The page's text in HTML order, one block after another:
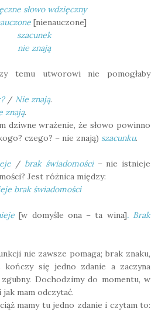
słowo wdzięczny
[nienauczone]
szacunek
nie znają
temu utworowi nie pomogłaby
/ Nie znają.
znają.
dziwne wrażenie, że słowo powinno
czego? – nie znają) szacunku.
/ brak świadomości– nie istnieje
Jest różnica między:
brak świadomości
[w domyśle ona – ta wina]. Brak
nie zawsze pomaga; brak znaku,
kończy się jedno zdanie a zaczyna
Dochodzimy do momentu, w
mam odczytać.
mamy tu jedno zdanie i czytam to: